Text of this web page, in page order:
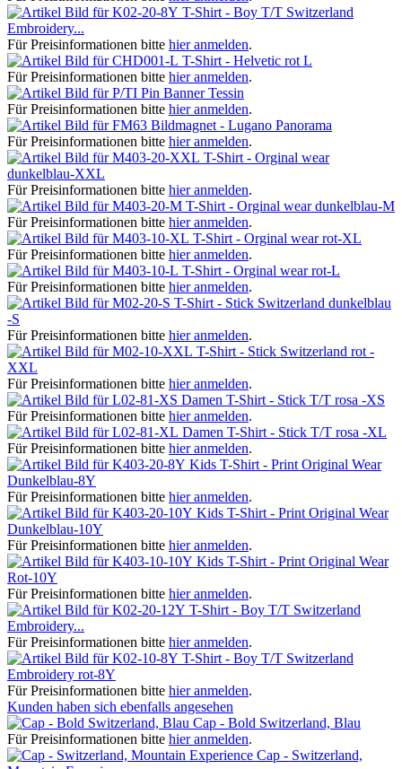
T-Shirt - Boy T/T Switzerland
Embroidery...
Für Preisinformationen bitte hier anmelden.
T-Shirt - Helvetic rot L
Für Preisinformationen bitte hier anmelden.
Pin Banner Tessin
Für Preisinformationen bitte hier anmelden.
Bildmagnet - Lugano Panorama
Für Preisinformationen bitte hier anmelden.
T-Shirt - Orginal wear
dunkelblau-XXL
Für Preisinformationen bitte hier anmelden.
T-Shirt - Orginal wear dunkelblau-M
Für Preisinformationen bitte hier anmelden.
T-Shirt - Orginal wear rot-XL
Für Preisinformationen bitte hier anmelden.
T-Shirt - Orginal wear rot-L
Für Preisinformationen bitte hier anmelden.
T-Shirt - Stick Switzerland dunkelblau
-S
Für Preisinformationen bitte hier anmelden.
T-Shirt - Stick Switzerland rot -
XXL
Für Preisinformationen bitte hier anmelden.
Damen T-Shirt - Stick T/T rosa -XS
Für Preisinformationen bitte hier anmelden.
Damen T-Shirt - Stick T/T rosa -XL
Für Preisinformationen bitte hier anmelden.
Kids T-Shirt - Print Original Wear
Dunkelblau-8Y
Für Preisinformationen bitte hier anmelden.
Kids T-Shirt - Print Original Wear
Dunkelblau-10Y
Für Preisinformationen bitte hier anmelden.
Kids T-Shirt - Print Original Wear
Rot-10Y
Für Preisinformationen bitte hier anmelden.
T-Shirt - Boy T/T Switzerland
Embroidery...
Für Preisinformationen bitte hier anmelden.
T-Shirt - Boy T/T Switzerland
Embroidery rot-8Y
Für Preisinformationen bitte hier anmelden.
Kunden haben sich ebenfalls angesehen
Cap - Bold Switzerland, Blau
Für Preisinformationen bitte hier anmelden.
Cap - Switzerland,